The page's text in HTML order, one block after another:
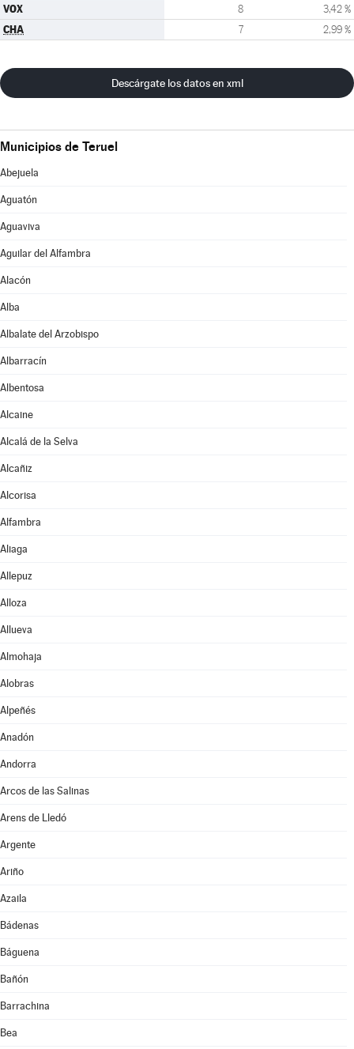
VOX 8 3,42 %
CHA 7 2,99 %
Descárgate los datos en xml
Municipios de Teruel
Abejuela
Aguatón
Aguaviva
Aguilar del Alfambra
Alacón
Alba
Albalate del Arzobispo
Albarracín
Albentosa
Alcaine
Alcalá de la Selva
Alcañiz
Alcorisa
Alfambra
Aliaga
Allepuz
Alloza
Allueva
Almohaja
Alobras
Alpeñés
Anadón
Andorra
Arcos de las Salinas
Arens de Lledó
Argente
Ariño
Azaila
Bádenas
Báguena
Bañón
Barrachina
Bea